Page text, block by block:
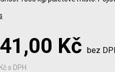
Kč bez
s DPH